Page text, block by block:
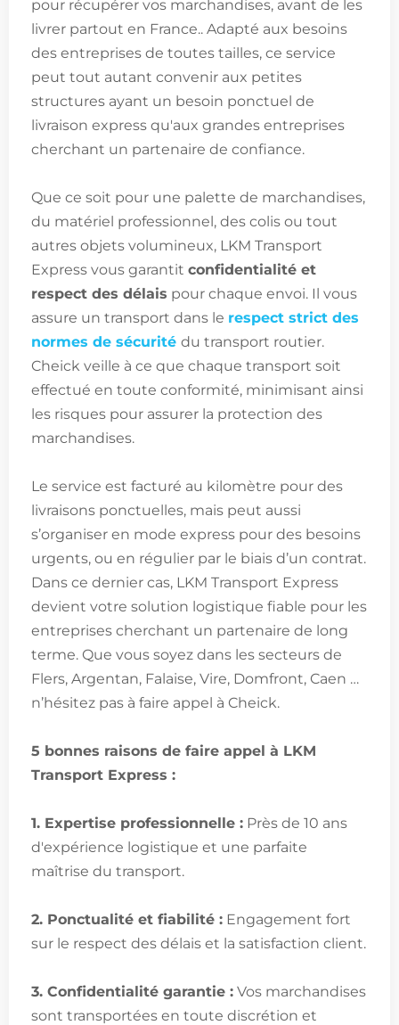
pour récupérer vos marchandises, avant de les
livrer partout en France.. Adapté aux besoins
des entreprises de toutes tailles, ce service
peut tout autant convenir aux petites
structures ayant un besoin ponctuel de
livraison express qu'aux grandes entreprises
cherchant un partenaire de confiance.
Que ce soit pour une palette de marchandises,
du matériel professionnel, des colis ou tout
autres objets volumineux, LKM Transport
Express vous garantit confidentialité et
respect des délais pour chaque envoi. Il vous
assure un transport dans le respect strict des
normes de sécurité du transport routier.
Cheick veille à ce que chaque transport soit
effectué en toute conformité, minimisant ainsi
les risques pour assurer la protection des
marchandises.
Le service est facturé au kilomètre pour des
livraisons ponctuelles, mais peut aussi
s’organiser en mode express pour des besoins
urgents, ou en régulier par le biais d’un contrat.
Dans ce dernier cas, LKM Transport Express
devient votre solution logistique fiable pour les
entreprises cherchant un partenaire de long
terme. Que vous soyez dans les secteurs de
Flers, Argentan, Falaise, Vire, Domfront, Caen …
n’hésitez pas à faire appel à Cheick.
5 bonnes raisons de faire appel à LKM
Transport Express :
1. Expertise professionnelle : Près de 10 ans
d'expérience logistique et une parfaite
maîtrise du transport.
2. Ponctualité et fiabilité : Engagement fort
sur le respect des délais et la satisfaction client.
3. Confidentialité garantie : Vos marchandises
sont transportées en toute discrétion et